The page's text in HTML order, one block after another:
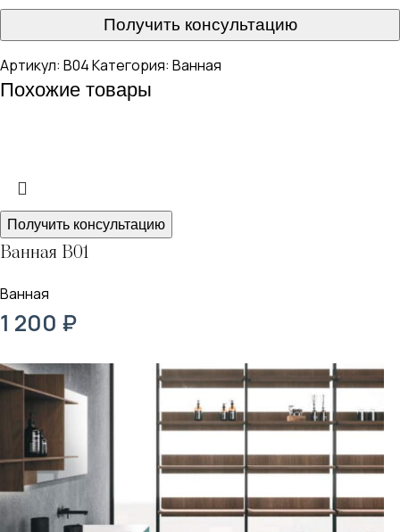
Получить консультацию
Артикул: В04Категория: Ванная
Похожие товары
Получить консультацию
Ванная В01
Ванная
1 200 ₽